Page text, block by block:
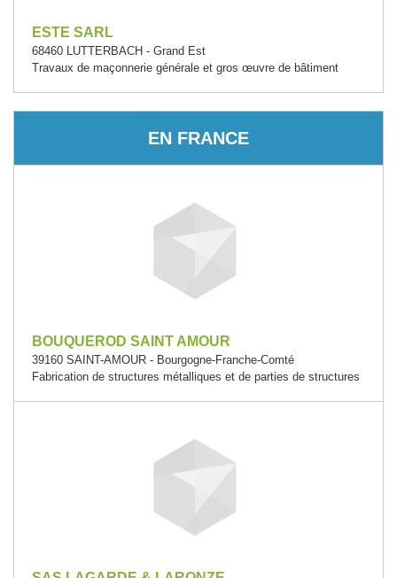
ESTE SARL
68460 LUTTERBACH - Grand Est
Travaux de maçonnerie générale et gros œuvre de bâtiment
EN FRANCE
BOUQUEROD SAINT AMOUR
39160 SAINT-AMOUR - Bourgogne-Franche-Comté
Fabrication de structures métalliques et de parties de structures